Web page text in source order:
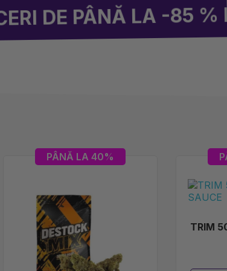
LA -85 % PE
PÂNĂ LA 40%
TRIM